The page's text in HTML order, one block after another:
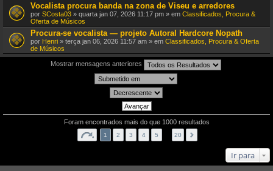
Vocalista procura banda na zona de Viseu e arredores
por SCosta03 » quarta jan 07, 2026 11:17 pm » em Classificados, Procura &
Oferta de Músicos
Procura-se vocalista — projeto Autoral Hardcore Nopath
por Henri » terça jan 06, 2026 11:57 am » em Classificados, Procura & Oferta
de Músicos
Mostrar mensagens anteriores
Foram encontrados mais do que 1000 resultados
1 2 3 4 5 20
Ir para